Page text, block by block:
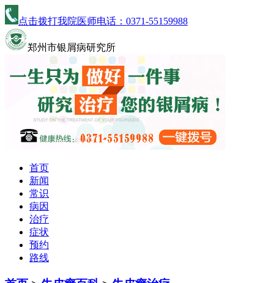
点击拨打我院医师电话： 0371-55159988
郑州市银屑病研究所
首页
新闻
常识
病因
治疗
症状
预约
路线